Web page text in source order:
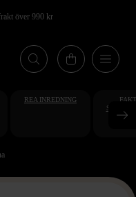
över 990 kr
REA INREDNING